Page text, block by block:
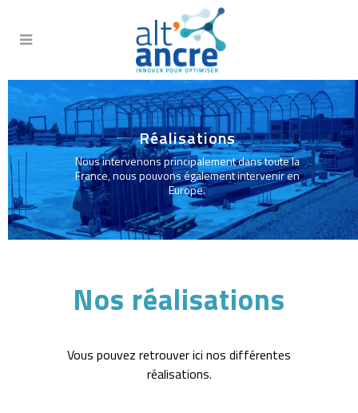
Réalisations
Nous intervenons principalement dans toute la
France, nous pouvons également intervenir en
Europe.
Nos réalisations
Vous pouvez retrouver ici nos différentes
réalisations.